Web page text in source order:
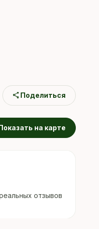
share Поделиться
на карте
отзывов